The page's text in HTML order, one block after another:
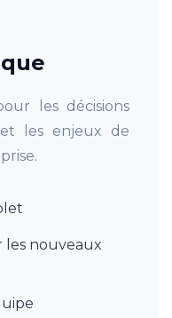
les décisions
les enjeux de
les nouveaux